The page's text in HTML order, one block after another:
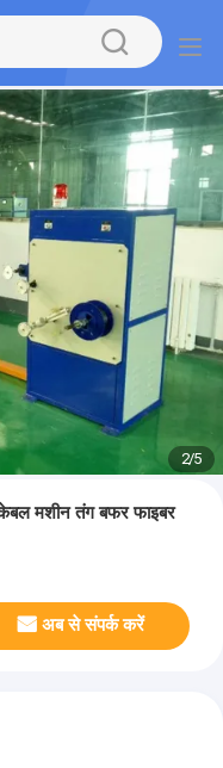
2/5
मशीन तंग बफर फाइबर
अब से संपर्क करें